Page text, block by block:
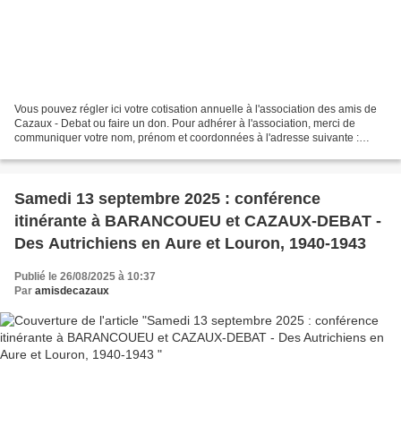
Vous pouvez régler ici votre cotisation annuelle à l'association des amis de
Cazaux - Debat ou faire un don. Pour adhérer à l'association, merci de
communiquer votre nom, prénom et coordonnées à l'adresse suivante :
Samedi 13 septembre 2025 : conférence
itinérante à BARANCOUEU et CAZAUX-DEBAT -
Des Autrichiens en Aure et Louron, 1940-1943
Publié le 26/08/2025 à 10:37
Par amisdecazaux